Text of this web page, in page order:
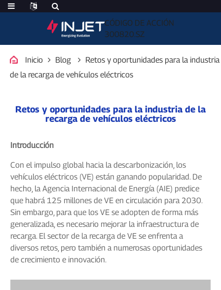
CÓDIGO DE ACCIÓN
300820.SZ
Inicio Blog
Retos y oportunidades para la industria
de la recarga de vehículos eléctricos
Retos y oportunidades para la industria de la
recarga de vehículos eléctricos
Introducción
Con el impulso global hacia la descarbonización, los
vehículos eléctricos (VE) están ganando popularidad. De
hecho, la Agencia Internacional de Energía (AIE) predice
que habrá 125 millones de VE en circulación para 2030.
Sin embargo, para que los VE se adopten de forma más
generalizada, es necesario mejorar la infraestructura de
recarga. El sector de la recarga de VE se enfrenta a
diversos retos, pero también a numerosas oportunidades
de crecimiento e innovación.